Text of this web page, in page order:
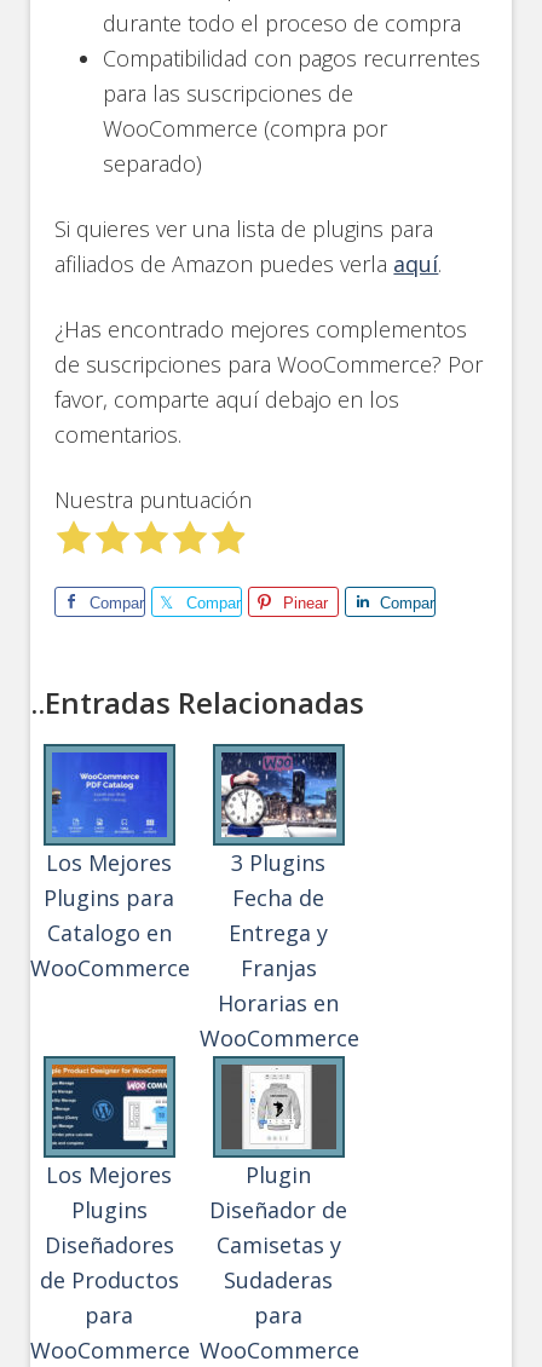
durante todo el proceso de compra
Compatibilidad con pagos recurrentes
para las suscripciones de
WooCommerce (compra por
separado)
Si quieres ver una lista de plugins para
afiliados de Amazon puedes verla aquí.
¿Has encontrado mejores complementos
de suscripciones para WooCommerce? Por
favor, comparte aquí debajo en los
comentarios.
Nuestra puntuación
Comparte Comparte Pinear Comparte
..Entradas Relacionadas
Los Mejores
Plugins para
Catalogo en
WooCommerce
3 Plugins
Fecha de
Entrega y
Franjas
Horarias en
WooCommerce
Los Mejores
Plugins
Diseñadores
de Productos
para
WooCommerce
Plugin
Diseñador de
Camisetas y
Sudaderas
para
WooCommerce